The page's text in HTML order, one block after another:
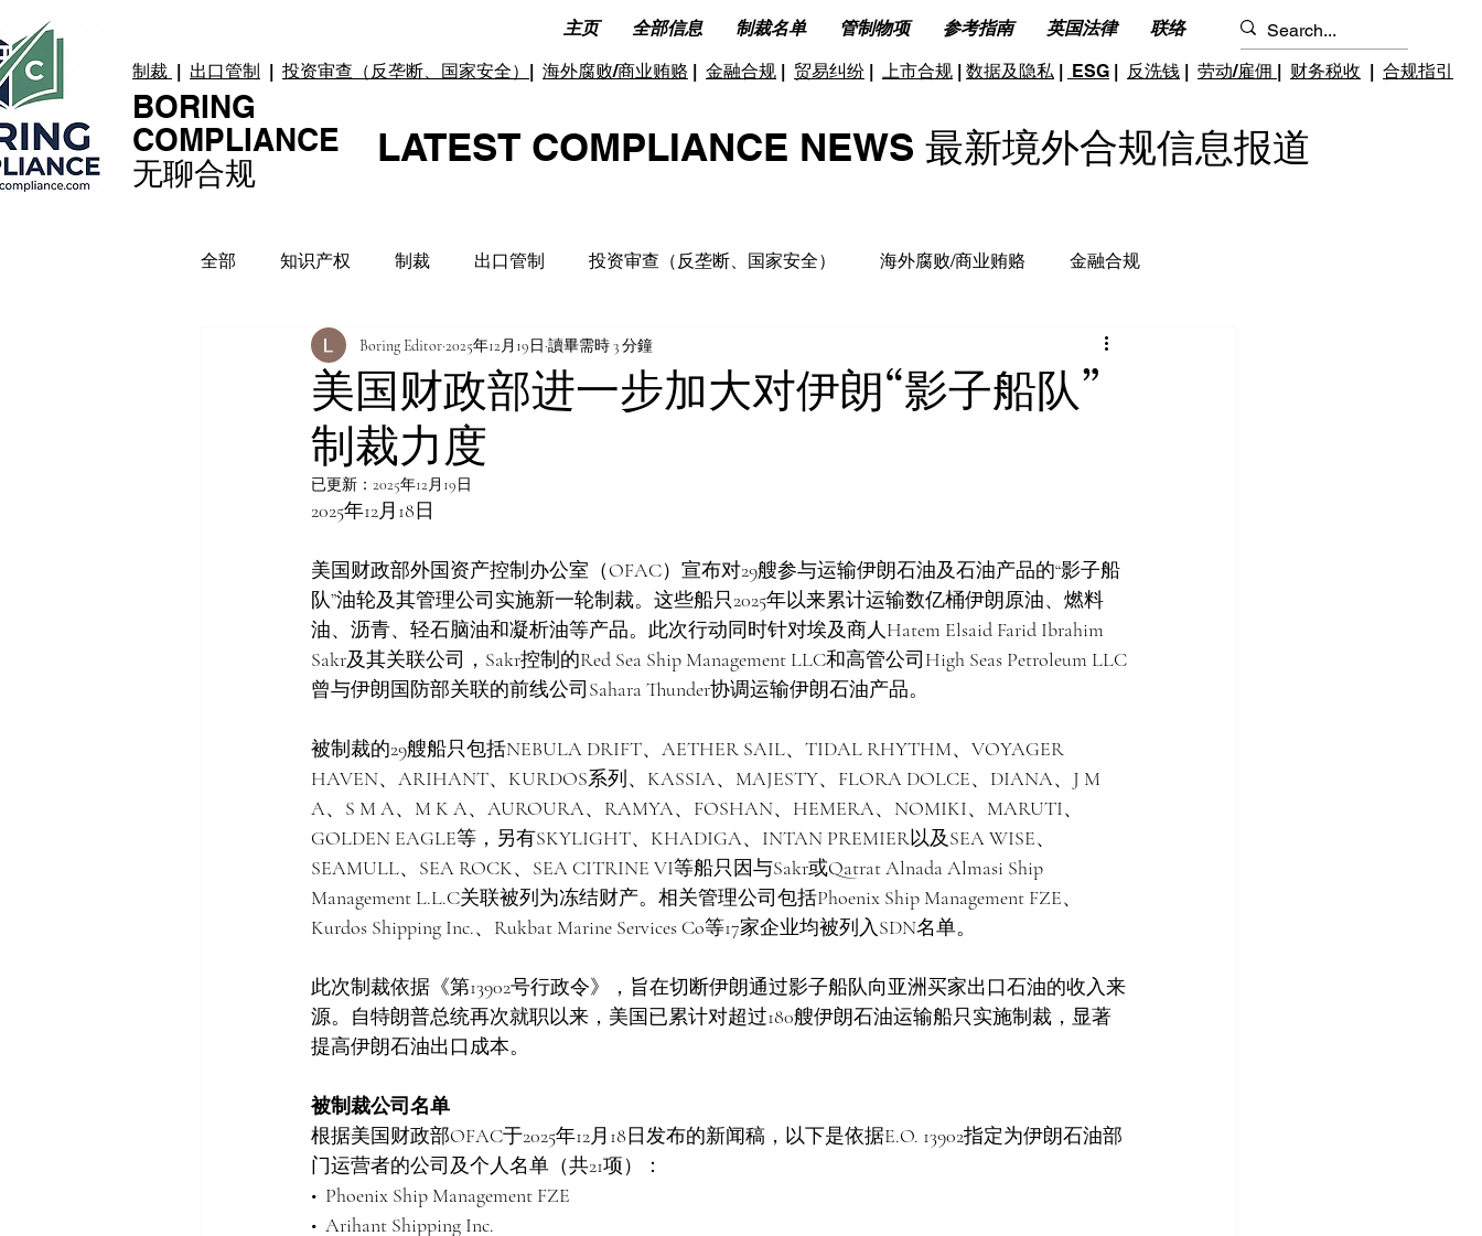
主页 全部信息 制裁名单 管制物项 参考指南 英国法律 联络
制裁 | 出口管制 | 投资审查（反垄断、国家安全） | 海外腐败/商业贿赂 | 金融合规 | 贸易纠纷 | 上市合规 | 数据及隐私 | ESG | 反洗钱 | 劳动/雇佣 | 财务税收 | 合规指引
BORING
COMPLIANCE
无聊合规
LATEST COMPLIANCE NEWS 最新境外合规信息报道
全部 知识产权 制裁 出口管制 投资审查（反垄断、国家安全） 海外腐败/商业贿赂 金融合规
贸易纠纷 上市合规 数据合规及隐私保护
合规指引 案例 Case 洞见分析
美国财政部进一步加大对伊朗“影子船队”
制裁力度
Boring Editor2025年12月19日 讀畢需時 3 分鐘
已更新： 2025年12月19日
2025年12月18日
美国财政部外国资产控制办公室（OFAC）宣布对29艘参与运输伊朗石油及石油产品的“影子船
队”油轮及其管理公司实施新一轮制裁。这些船只2025年以来累计运输数亿桶伊朗原油、燃料
油、沥青、轻石脑油和凝析油等产品。此次行动同时针对埃及商人Hatem Elsaid Farid Ibrahim
Sakr及其关联公司，Sakr控制的Red Sea Ship Management LLC和高管公司High Seas Petroleum LLC
曾与伊朗国防部关联的前线公司Sahara Thunder协调运输伊朗石油产品。
被制裁的29艘船只包括NEBULA DRIFT、AETHER SAIL、TIDAL RHYTHM、VOYAGER
HAVEN、ARIHANT、KURDOS系列、KASSIA、MAJESTY、FLORA DOLCE、DIANA、J M
A、S M A、M K A、AUROURA、RAMYA、FOSHAN、HEMERA、NOMIKI、MARUTI、
GOLDEN EAGLE等，另有SKYLIGHT、KHADIGA、INTAN PREMIER以及SEA WISE、
SEAMULL、SEA ROCK、SEA CITRINE VI等船只因与Sakr或Qatrat Alnada Almasi Ship
Management L.L.C关联被列为冻结财产。相关管理公司包括Phoenix Ship Management FZE、
Kurdos Shipping Inc.、Rukbat Marine Services Co等17家企业均被列入SDN名单。
此次制裁依据《第13902号行政令》，旨在切断伊朗通过影子船队向亚洲买家出口石油的收入来
源。自特朗普总统再次就职以来，美国已累计对超过180艘伊朗石油运输船只实施制裁，显著
提高伊朗石油出口成本。
被制裁公司名单
根据美国财政部OFAC于2025年12月18日发布的新闻稿，以下是依据E.O. 13902指定为伊朗石油部
门运营者的公司及个人名单（共21项）：
•  Phoenix Ship Management FZE
•  Arihant Shipping Inc.